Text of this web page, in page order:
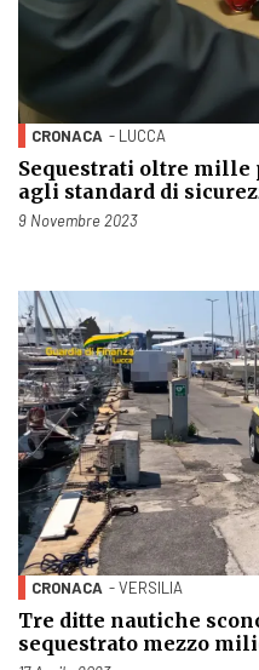
CRONACA - LUCCA
Sequestrati oltre
agli standard di
Pubblicato il
9 Novembre 2023
CRONACA - VERSILIA
Tre ditte nautiche
sequestrato mezzo